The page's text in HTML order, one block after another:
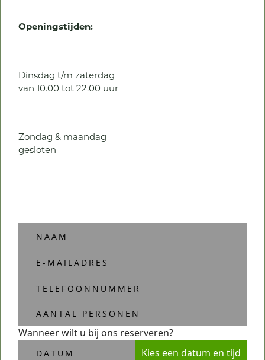
Openingstijden:
Dinsdag t/m zaterdag
van 10.00 tot 22.00 uur
Zondag & maandag
gesloten
Wanneer wilt u bij ons reserveren?
Kies een datum en tijd